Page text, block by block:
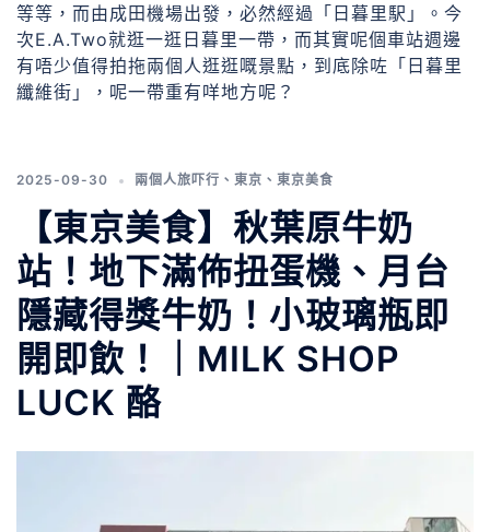
等等，而由成田機場出發，必然經過「日暮里駅」。今
次E.A.Two就逛一逛日暮里一帶，而其實呢個車站週邊
有唔少值得拍拖兩個人逛逛嘅景點，到底除咗「日暮里
纖維街」，呢一帶重有咩地方呢？
2025-09-30 兩個人旅吓行 、 東京 、 東京美食
【東京美食】秋葉原牛奶
站！地下滿佈扭蛋機、月台
隱藏得獎牛奶！小玻璃瓶即
開即飲！｜MILK SHOP
LUCK 酪